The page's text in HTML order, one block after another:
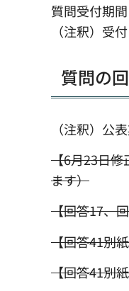
質問受付期
（注釈）受
質問の
（注釈）公
【6月23日修
ます）
【回答17、
【回答41別
【回答41別